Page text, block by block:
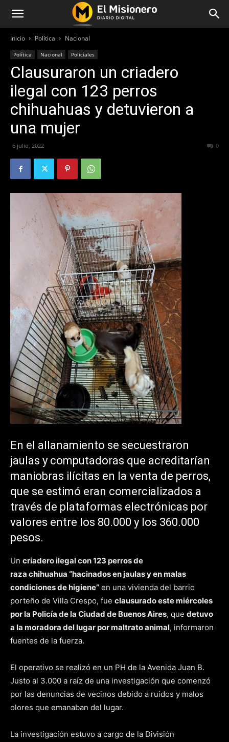
Inicio Política Nacional
Política Nacional Policiales
Clausuraron un criadero
ilegal con 123 perros
chihuahuas y detuvieron a
una mujer
6 julio, 2022 0
En el allanamiento se secuestraron
jaulas y computadoras que acreditarían
maniobras ilícitas en la venta de perros,
que se estimó eran comercializados a
través de plataformas electrónicas por
valores entre los 80.000 y los 360.000
pesos.
Un criadero ilegal con 123 perros de
raza chihuahua “hacinados en jaulas y en malas
condiciones de higiene” en una vivienda del barrio
porteño de Villa Crespo, fue clausurado este miércoles
por la Policía de la Ciudad de Buenos Aires, que detuvo
a la moradora del lugar por maltrato animal, informaron
fuentes de la fuerza.
El operativo se realizó en un PH de la Avenida Juan B.
Justo al 3.000 a raíz de una investigación que comenzó
por las denuncias de vecinos debido a ruidos y malos
olores que emanaban del lugar.
La investigación estuvo a cargo de la División